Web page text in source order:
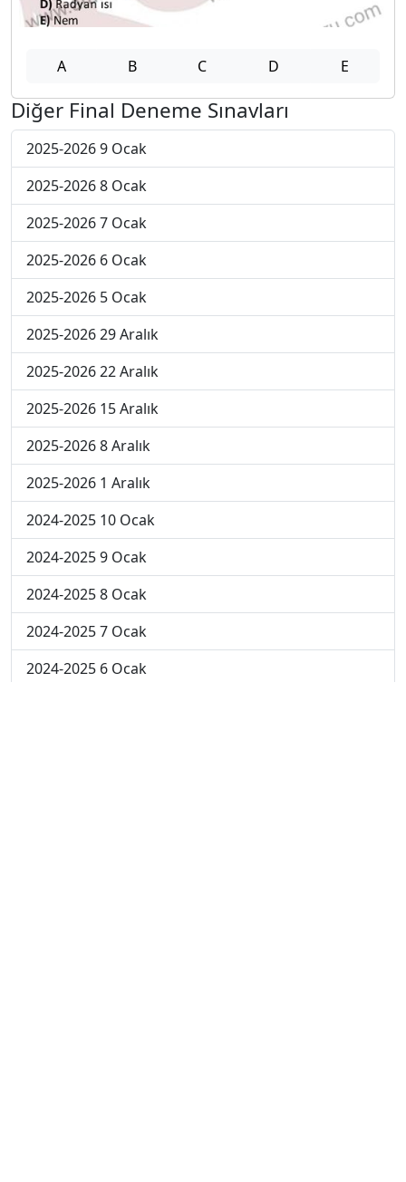
A B C D E
Diğer Final Deneme Sınavları
2025-2026 9 Ocak
2025-2026 8 Ocak
2025-2026 7 Ocak
2025-2026 6 Ocak
2025-2026 5 Ocak
2025-2026 29 Aralık
2025-2026 22 Aralık
2025-2026 15 Aralık
2025-2026 8 Aralık
2025-2026 1 Aralık
2024-2025 10 Ocak
2024-2025 9 Ocak
2024-2025 8 Ocak
2024-2025 7 Ocak
2024-2025 6 Ocak